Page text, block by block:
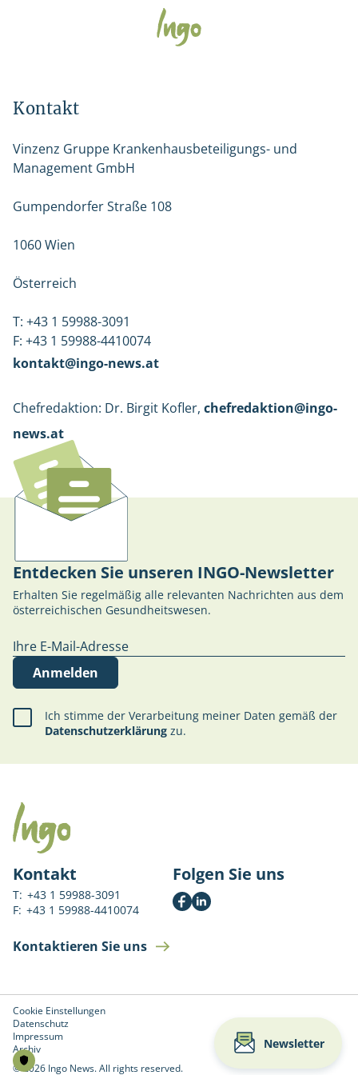
Kontakt
Vinzenz Gruppe Krankenhausbeteiligungs- und
Management GmbH
Gumpendorfer Straße 108
1060 Wien
Österreich
T: +43 1 59988-3091
F: +43 1 59988-4410074
kontakt@ingo-news.at
Chefredaktion: Dr. Birgit Kofler, chefredaktion@ingo-
news.at
Entdecken Sie unseren INGO-Newsletter
Erhalten Sie regelmäßig alle relevanten Nachrichten aus dem
österreichischen Gesundheitswesen.
Anmelden
Ich stimme der Verarbeitung meiner Daten gemäß der
Datenschutzerklärung zu.
Kontakt
T: +43 1 59988-3091
F: +43 1 59988-4410074
Kontaktieren Sie uns
Folgen Sie uns
© 2026 Ingo News. All rights reserved.
Cookie Einstellungen
Datenschutz
Impressum
Archiv
Newsletter